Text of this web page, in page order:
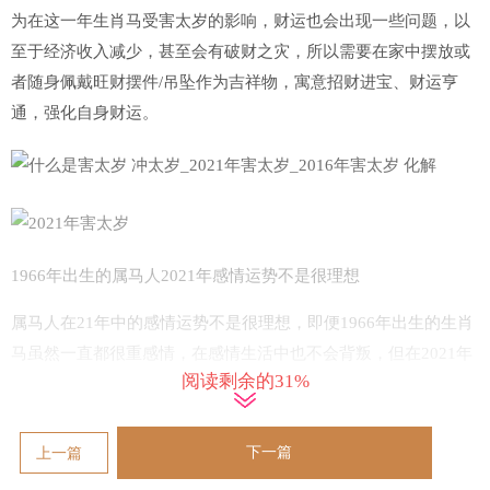
为在这一年生肖马受害太岁的影响，财运也会出现一些问题，以
至于经济收入减少，甚至会有破财之灾，所以需要在家中摆放或
者随身佩戴旺财摆件/吊坠作为吉祥物，寓意招财进宝、财运亨
通，强化自身财运。
1966年出生的属马人2021年感情运势不是很理想
属马人在21年中的感情运势不是很理想，即便1966年出生的生肖
里和妻子之间的关系却不是很和谐，生活中很容易会为一些生活
让生肖马感觉心情十分压抑。甚至会因此而损坏家庭和谐。返回
搜狐，查看更多
阅读剩余的31%
上一篇 下一篇